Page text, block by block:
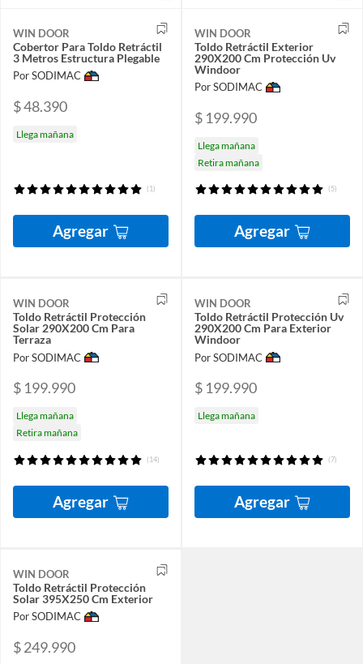
WIN DOOR
Cobertor Para Toldo Retráctil
3 Metros Estructura Plegable
Por SODIMAC
$ 48.390
Llega mañana
(1)
Agregar
WIN DOOR
Toldo Retráctil Exterior
290X200 Cm Protección Uv
Windoor
Por SODIMAC
$ 199.990
Llega mañana
Retira mañana
(5)
Agregar
WIN DOOR
Toldo Retráctil Protección
Solar 290X200 Cm Para
Terraza
Por SODIMAC
$ 199.990
Llega mañana
Retira mañana
(14)
Agregar
WIN DOOR
Toldo Retráctil Protección Uv
290X200 Cm Para Exterior
Windoor
Por SODIMAC
$ 199.990
Llega mañana
(7)
Agregar
WIN DOOR
Toldo Retráctil Protección
Solar 395X250 Cm Exterior
Por SODIMAC
$ 249.990